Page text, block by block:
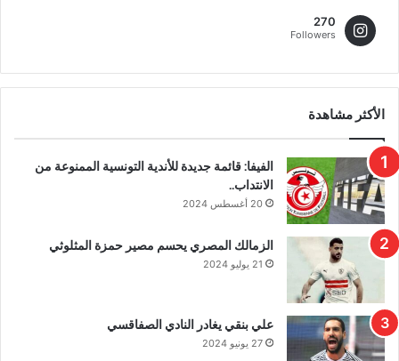
270
Followers
الأكثر مشاهدة
الفيفا: قائمة جديدة للأندية التونسية الممنوعة من
الانتداب..
20 أغسطس 2024
الزمالك المصري يحسم مصير حمزة المثلوثي
21 يوليو 2024
علي بنقي يغادر النادي الصفاقسي
27 يونيو 2024